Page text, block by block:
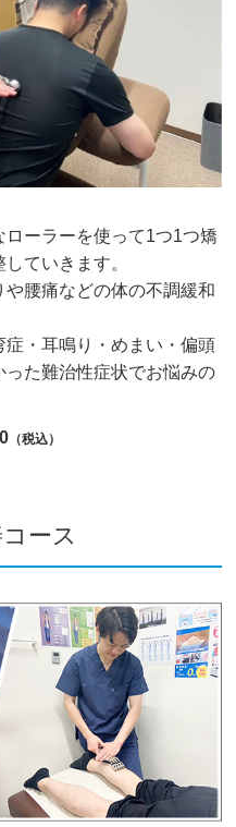
ーラーを使って1つ1つ矯
ていきます。
腰痛などの体の不調緩和
症・耳鳴り・めまい・偏頭
た難治性症状でお悩みの
（税込）
ース